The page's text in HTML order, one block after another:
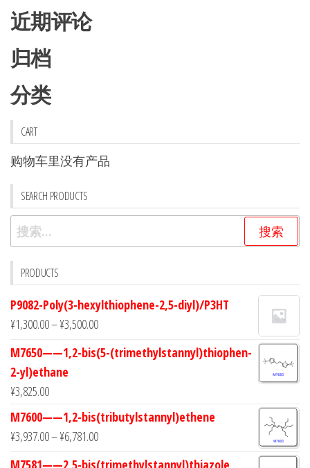
近期评论
归档
分类
CART
购物车里没有产品
SEARCH PRODUCTS
搜
索：
PRODUCTS
P9082-Poly(3-hexylthiophene-2,5-diyl)/P3HT
¥1,300.00–¥3,500.00
M7650——1,2-bis(5-(trimethylstannyl)thiophen-
2-yl)ethane
¥3,825.00
M7600——1,2-bis(tributylstannyl)ethene
¥3,937.00–¥6,781.00
M7581——2,5-bis(trimethylstannyl)thiazole